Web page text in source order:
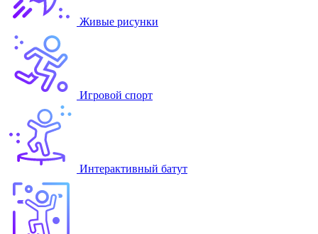
Живые рисунки
Игровой спорт
Интерактивный батут